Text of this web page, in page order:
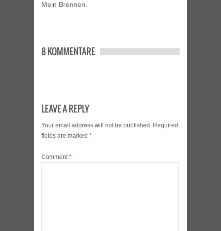
Mein Brennen.
8 KOMMENTARE
LEAVE A REPLY
Your email address will not be published. Required
fields are marked *
Comment*